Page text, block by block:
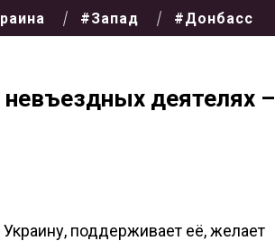
#Запад #Донбасс
невъездных деятелях –
поддерживает её, желает